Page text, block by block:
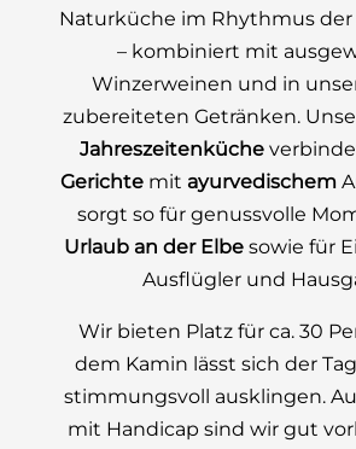
Naturküche im Rhythmus der
– kombiniert mit
Winzerweinen und in
zubereiteten Getränken.
Jahreszeitenküche
Gerichtemit ayurvedischem
sorgt so für genussvolle
Urlaub an der Elbesowie für
Ausflügler und
Wir bieten Platz für ca. 30
dem Kamin lässt sich der
stimmungsvoll ausklingen.
mit Handicap sind wir gut